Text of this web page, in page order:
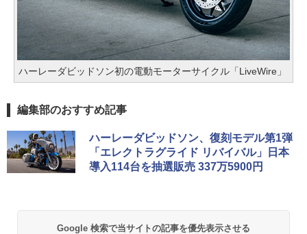
ハーレーダビッドソン初の電動モーターサイクル「LiveWire」
編集部のおすすめ記事
ハーレーダビッドソン、復刻モデル第1弾
「エレクトラグライド リバイバル」日本
導入114台を抽選販売 337万5900円
Google 検索で当サイトの記事を優先表示させる